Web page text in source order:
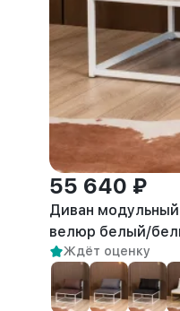
55 640 ₽
Диван
велюр белый/
Ждёт оценку